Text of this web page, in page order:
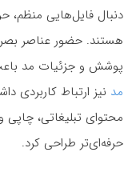
دنبال فایل‌هایی منظم،
هستند. حضور عناصر
پوشش و جزئیات مد
مد نیز ارتباط کاربردی
محتوای تبلیغاتی، چاپی
حرفه‌ای‌تر طراحی کرد.